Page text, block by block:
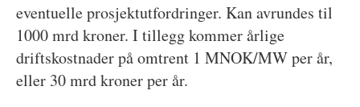
eventuelle prosjektutfordringer. Kan avrundes til
1000 mrd kroner. I tillegg kommer årlige
driftskostnader på omtrent 1 MNOK/MW per år,
eller 30 mrd kroner per år.